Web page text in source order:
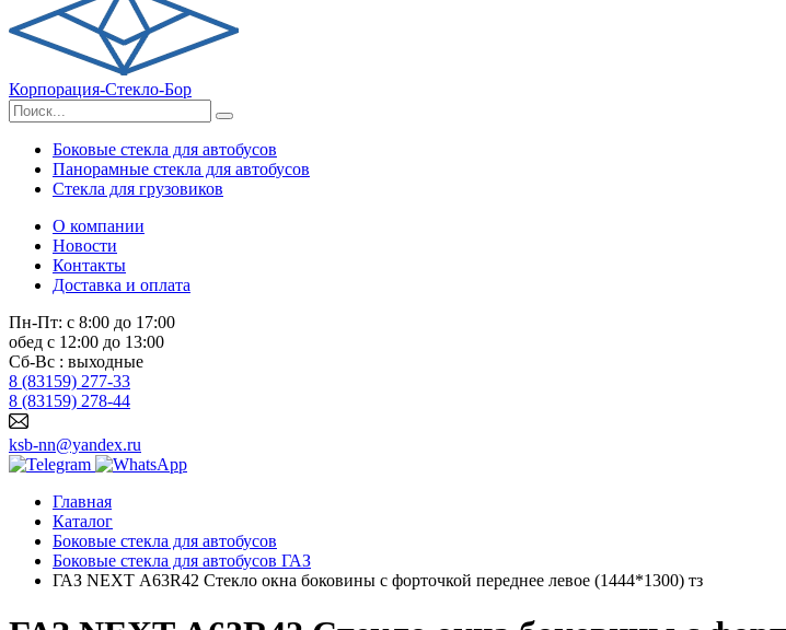
Корпорация-Стекло-Бор
Боковые стекла для автобусов
Панорамные стекла для автобусов
Стекла для грузовиков
О компании
Новости
Контакты
Доставка и оплата
Пн-Пт: с 8:00 до 17:00
обед с 12:00 до 13:00
Сб-Вс : выходные
8 (83159) 277-33
8 (83159) 278-44
ksb-nn@yandex.ru
Главная
Каталог
Боковые стекла для автобусов
Боковые стекла для автобусов ГАЗ
ГАЗ NEXT А63R42 Стекло окна боковины с форточкой переднее левое (1444*1300) тз